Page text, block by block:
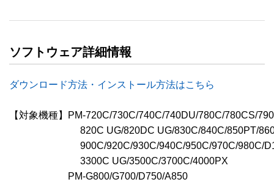
ソフトウェア詳細情報
ダウンロード方法・インストール方法はこちら
【対象機種】PM-720C/730C/740C/740DU/780C/780CS/
820C UG/820DC UG/830C/840C/850PT/
900C/920C/930C/940C/950C/970C/980C/
3300C UG/3500C/3700C/4000PX
PM-G800/G700/D750/A850